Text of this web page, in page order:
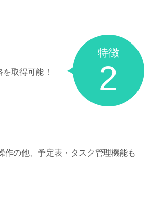
特徴
2
取得可能！
作の他、予定表・タスク管理機能も